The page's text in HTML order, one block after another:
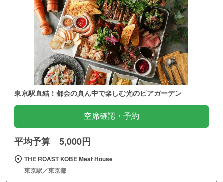
東京駅直結！都会の真ん中で楽しむ光のビアガーデン
空席確認・予約
平均予算 5,000円
THE ROAST KOBE Meat House
東京駅／東京都